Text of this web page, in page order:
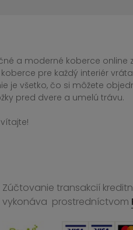
a moderné koberce
pre každý interiér
je všetko, čo si môžete
pred dvere a umelú trávu.
Zúčtovanie transakcií
vykonáva prostredníctvom